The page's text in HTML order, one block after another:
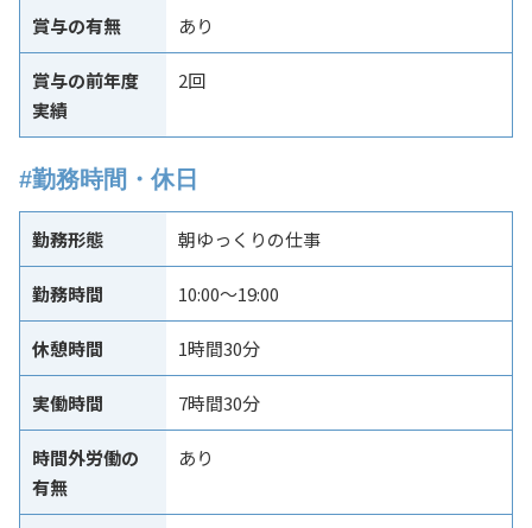
賞与の有無 あり
賞与の前年度
実績
2回
#勤務時間・休日
勤務形態 朝ゆっくりの仕事
勤務時間 10:00～19:00
休憩時間 1時間30分
実働時間 7時間30分
時間外労働の
有無
あり